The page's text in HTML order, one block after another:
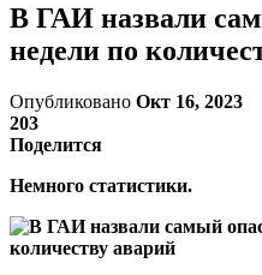
В ГАИ назвали
недели по
Опубликовано Окт 16, 2023
203
Поделится
Немного статистики.